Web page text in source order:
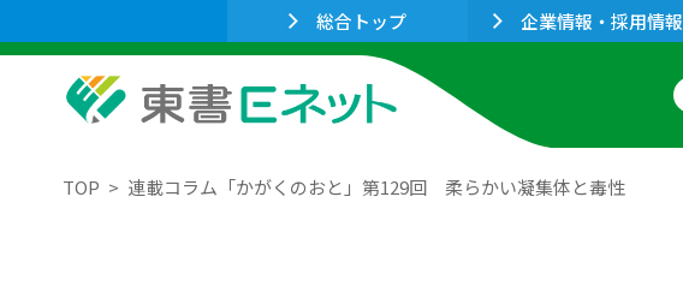
総合トップ 企業情報・採用情報
TOP 連載コラム「かがくのおと」第129回 柔らかい凝集体と毒性